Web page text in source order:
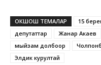
ОКШОШ ТЕМАЛАР 15
депутаттар
Жанар Акаев
мыйзам долбоор
Элдик курултай